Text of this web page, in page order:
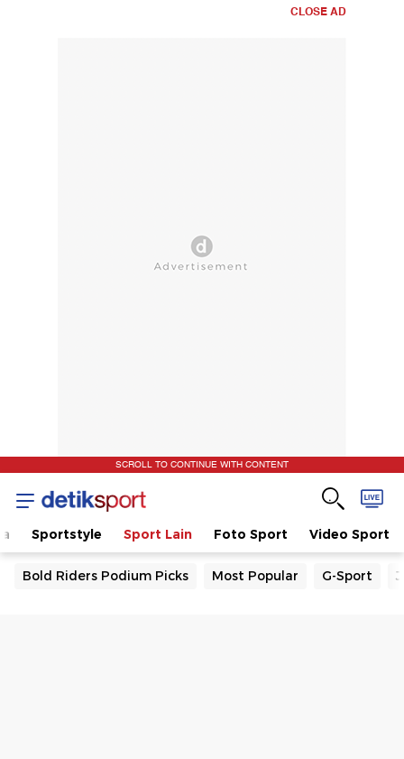
CLOSE AD
SCROLL TO CONTINUE WITH CONTENT
Sportstyle Sport Lain Foto Sport Video Sport
Bold Riders Podium Picks Most Popular G-Sport